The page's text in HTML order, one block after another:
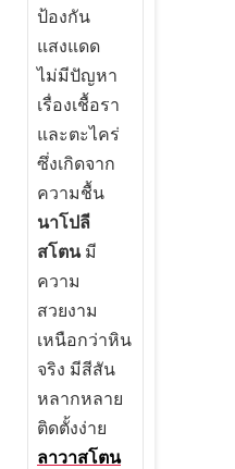
ป้องกัน
แสงแดด
ไม่มีปัญหา
เรื่องเชื้อรา
และตะไคร่
ซึ่งเกิดจาก
ความชื้น
นาโปลี
สโตนมี
ความ
สวยงาม
เหนือกว่าหิน
จริง มีสีสัน
หลากหลาย
ติดตั้งง่าย
ลาวาสโตน